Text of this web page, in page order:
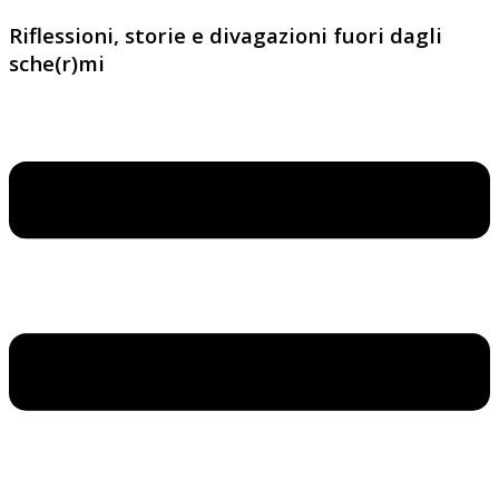
Riflessioni, storie e divagazioni fuori dagli
sche(r)mi